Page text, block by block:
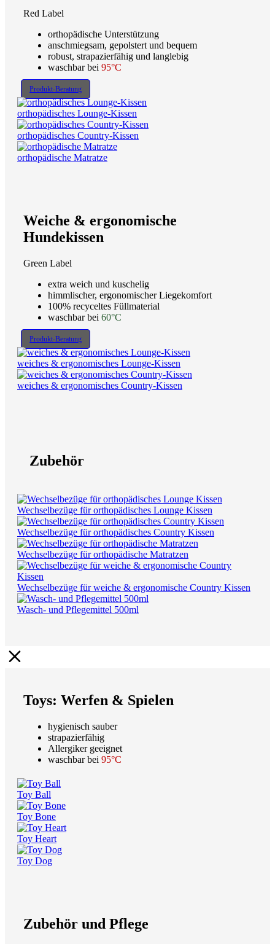
Red Label
orthopädische Unterstützung
anschmiegsam, gepolstert und bequem
robust, strapazierfähig und langlebig
waschbar bei 95°C
Produkt-Beratung
orthopädisches Lounge-Kissen
orthopädisches Country-Kissen
orthopädische Matratze
Weiche & ergonomische
Hundekissen
Green Label
extra weich und kuschelig
himmlischer, ergonomischer Liegekomfort
100% recyceltes Füllmaterial
waschbar bei 60°C
Produkt-Beratung
weiches & ergonomisches Lounge-Kissen
weiches & ergonomisches Country-Kissen
Zubehör
Wechselbezüge für orthopädisches Lounge Kissen
Wechselbezüge für orthopädisches Country Kissen
Wechselbezüge für orthopädische Matratzen
Wechselbezüge für weiche & ergonomische Country Kissen
Wasch- und Pflegemittel 500ml
Toys: Werfen & Spielen
hygienisch sauber
strapazierfähig
Allergiker geeignet
waschbar bei 95°C
Toy Ball
Toy Bone
Toy Heart
Toy Dog
Zubehör und Pflege